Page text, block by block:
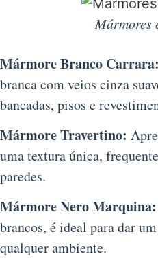
Mármores
Mármore Branco Carrara:
branca com veios cinza
bancadas, pisos e
Mármore Travertino:
uma textura única,
paredes.
Mármore Nero Marquina:
brancos, é ideal para dar
qualquer ambiente.